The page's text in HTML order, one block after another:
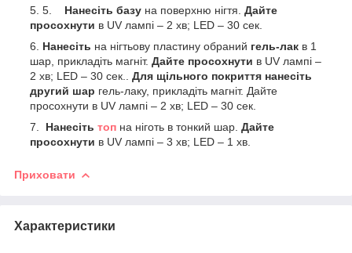
5. Нанесіть базу на поверхню нігтя. Дайте
просохнути в UV лампі – 2 хв; LED – 30 сек.
Нанесіть на нігтьову пластину обраний гель-лак в 1
шар, прикладіть магніт. Дайте просохнути в UV лампі –
2 хв; LED – 30 сек.. Для щільного покриття нанесіть
другий шар гель-лаку, прикладіть магніт. Дайте
просохнути в UV лампі – 2 хв; LED – 30 сек.
Нанесіть топ на ніготь в тонкий шар. Дайте
просохнути в UV лампі – 3 хв; LED – 1 хв.
Приховати
Характеристики